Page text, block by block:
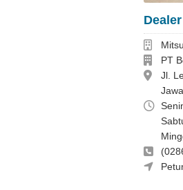
PT
Jl.
Jam